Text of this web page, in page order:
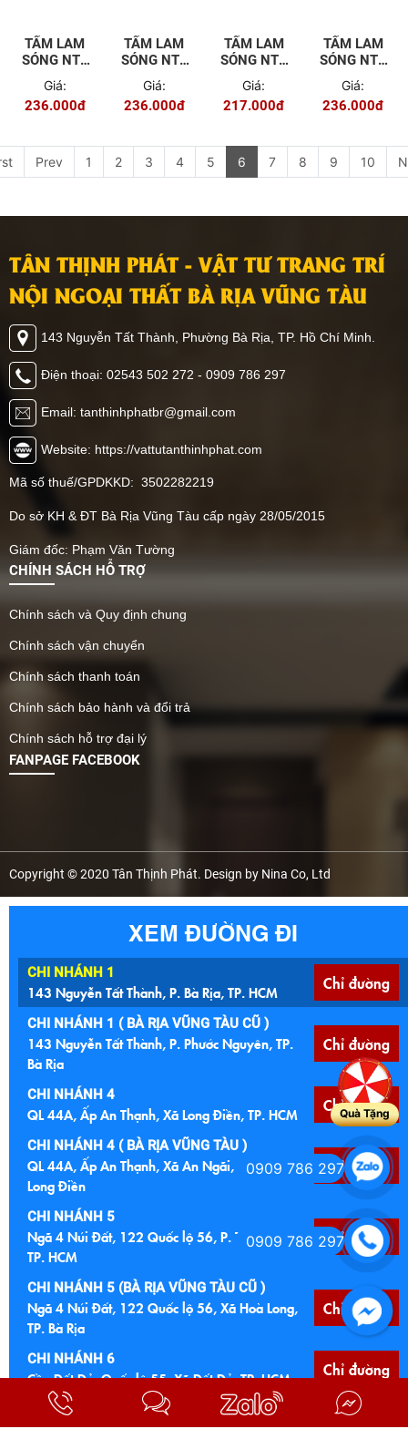
TẤM LAM
SÓNG NTA
3SC-60046
Giá:
236.000đ
TẤM LAM
SÓNG NTA
3SC-
60083-122
Giá:
236.000đ
TẤM LAM
SÓNG NTA
3SC-60160
Giá:
217.000đ
TẤM LAM
SÓNG NTA
3SC-9688-
27
Giá:
236.000đ
Prev 1 2 3 4 5 6 7 8 9 10
TÂN THỊNH PHÁT - VẬT TƯ TRANG TRÍ
NỘI NGOẠI THẤT BÀ RỊA VŨNG TÀU
143 Nguyễn Tất Thành, Phường Bà Rịa, TP. Hồ Chí Minh.
Điện thoại: 02543 502 272 - 0909 786 297
Email: tanthinhphatbr@gmail.com
Website: https://vattutanthinhphat.com
Mã số thuế/GPDKKD: 3502282219
Do sở KH & ĐT Bà Rịa Vũng Tàu cấp ngày 28/05/2015
Giám đốc: Phạm Văn Tường
CHÍNH SÁCH HỖ TRỢ
Chính sách và Quy định chung
Chính sách vận chuyển
Chính sách thanh toán
Chính sách bảo hành và đổi trả
Chính sách hỗ trợ đại lý
FANPAGE FACEBOOK
Copyright © 2020 Tân Thịnh Phát. Design by Nina Co, Ltd
XEM ĐƯỜNG ĐI
CHI NHÁNH 1
143 Nguyễn Tất Thành, P. Bà Rịa, TP. HCM Chỉ đường
CHI NHÁNH 1 ( BÀ RỊA VŨNG TÀU CŨ )
143 Nguyễn Tất Thành, P. Phước Nguyên, TP.
Bà Rịa
Chỉ đường
CHI NHÁNH 4
QL 44A, Ấp An Thạnh, Xã Long Điền, TP. HCM Chỉ đường
CHI NHÁNH 4 ( BÀ RỊA VŨNG TÀU )
QL 44A, Ấp An Thạnh, Xã An Ngãi, Huyện
Long Điền
Chỉ đường
CHI NHÁNH 5
Ngã 4 Núi Đất, 122 Quốc lộ 56, P. Tam Long,
TP. HCM
Chỉ đường
CHI NHÁNH 5 (BÀ RỊA VŨNG TÀU CŨ )
Ngã 4 Núi Đất, 122 Quốc lộ 56, Xã Hoà Long,
TP. Bà Rịa
Chỉ đường
CHI NHÁNH 6
Cầu Đất Đỏ, Quốc lộ 55, Xã Đất Đỏ, TP. HCM Chỉ đường
CHI NHÁNH 6 (BÀ RỊA VŨNG TÀU CŨ)
Quà Tặng
0909 786 297
0909 786 297